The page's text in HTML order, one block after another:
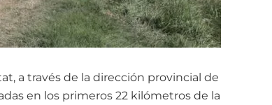
a través de la dirección provincial de
en los primeros 22 kilómetros de la